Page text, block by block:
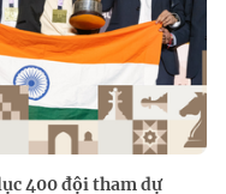
400 đội tham dự